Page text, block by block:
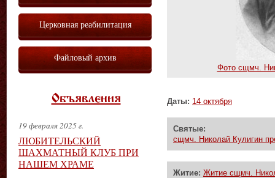
Фото сщмч.
Даты: 14 октября
Святые:
сщмч. Николай Кулигин
Житие: Житие сщмч.
Церковная реабилитация
Файловый архив
Объявления
19 февраля 2025 г.
ЛЮБИТЕЛЬСКИЙ
ШАХМАТНЫЙ КЛУБ ПРИ
НАШЕМ ХРАМЕ